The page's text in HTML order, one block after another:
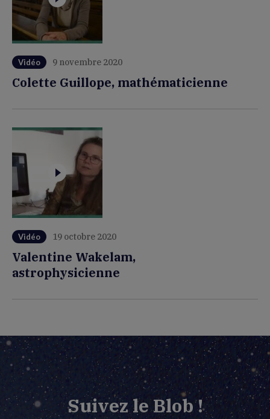
Vidéo 9 novembre 2020
Colette Guillope, mathématicienne
Vidéo 19 octobre 2020
Valentine Wakelam,
astrophysicienne
Suivez le Blob !